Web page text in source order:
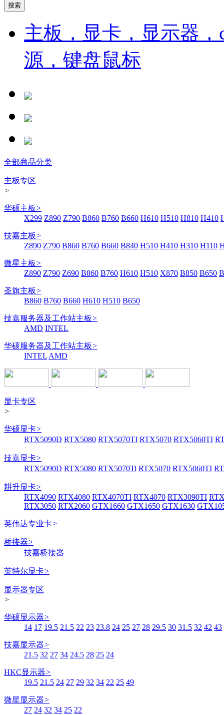
主板，显卡，显示器
源，键盘鼠标
全部商品分类
主板专区
>
华硕主板>
X299 Z890 Z790 B860 B760 B660 H610 H510 H810 H410
技嘉主板>
Z890 Z790 B860 B760 B660 B840 H510 H410 H310 H110
微星主板>
Z890 Z790 Z690 B860 B760 H610 H510 X870 B850 B650
圣旗主板>
B860 B760 B660 H610 H510 B650
技嘉服务器及工作站主板>
AMD INTEL
华硕服务器及工作站主板>
INTEL AMD
显卡专区
>
华硕显卡>
RTX5090D RTX5080 RTX5070TI RTX5070 RTX5060TI
技嘉显卡>
RTX5090D RTX5080 RTX5070Ti RTX5070 RTX5060TI
耕升显卡>
RTX4090 RTX4080 RTX4070TI RTX4070 RTX3090TI
RTX3050 RTX2060 GTX1660 GTX1650 GTX1630
英伟达专业卡>
桥接器>
技嘉桥接器
英特尔显卡>
显示器专区
>
华硕显示器>
14 17 19.5 21.5 22 23 23.8 24 25 27 28 29.5 30 31.5 32 42 43
技嘉显示器>
21.5 32 27 34 24.5 28 25 24
HKC显示器>
19.5 21.5 24 27 29 32 34 22 25 49
微星显示器>
27 24 32 34 25 22